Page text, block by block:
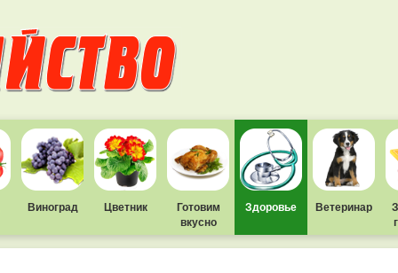
Виноград Цветник
Готовим
вкусно
Здоровье Ветеринар